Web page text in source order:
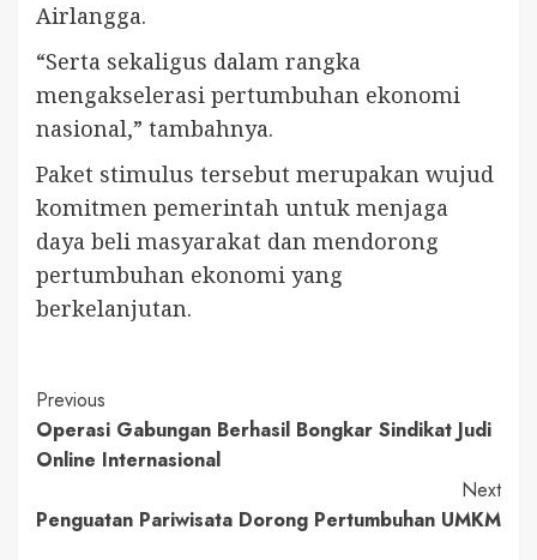
Airlangga.
“Serta sekaligus dalam rangka
mengakselerasi pertumbuhan ekonomi
nasional,” tambahnya.
Paket stimulus tersebut merupakan wujud
komitmen pemerintah untuk menjaga
daya beli masyarakat dan mendorong
pertumbuhan ekonomi yang
berkelanjutan.
Continue
Reading
Previous
Operasi Gabungan Berhasil Bongkar Sindikat Judi
Online Internasional
Next
Penguatan Pariwisata Dorong Pertumbuhan UMKM